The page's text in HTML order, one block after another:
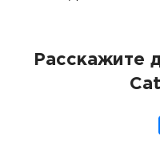
Расскажите